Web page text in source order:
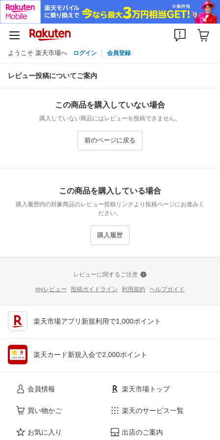
ようこそ 楽天市場へ ログイン 会員登録
レビュー投稿についてご案内
この商品を購入していない場合
購入していない商品にはレビューを投稿できません。
前のページに戻る
この商品を購入している場合
購入履歴内の対象商品のレビュー投稿リンクより投稿ページにお進みく
ださい。
購入履歴
レビューに関するご注意
myレビュー 投稿ガイドライン 利用規約 ヘルプガイド
楽天市場アプリ新規利用で1,000ポイント
楽天カード新規入会で2,000ポイント
会員情報
買い物かご
お気に入り
楽天市場トップ
楽天のサービス一覧
出店のご案内